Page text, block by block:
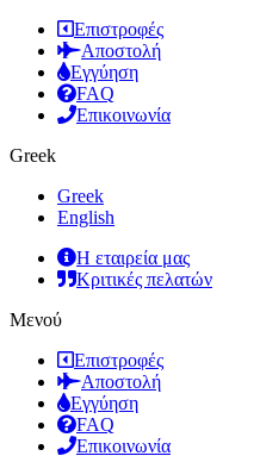
Επιστροφές
Αποστολή
Εγγύηση
FAQ
Επικοινωνία
Greek
Greek
English
Η εταιρεία μας
Κριτικές πελατών
Μενού
Επιστροφές
Αποστολή
Εγγύηση
FAQ
Επικοινωνία